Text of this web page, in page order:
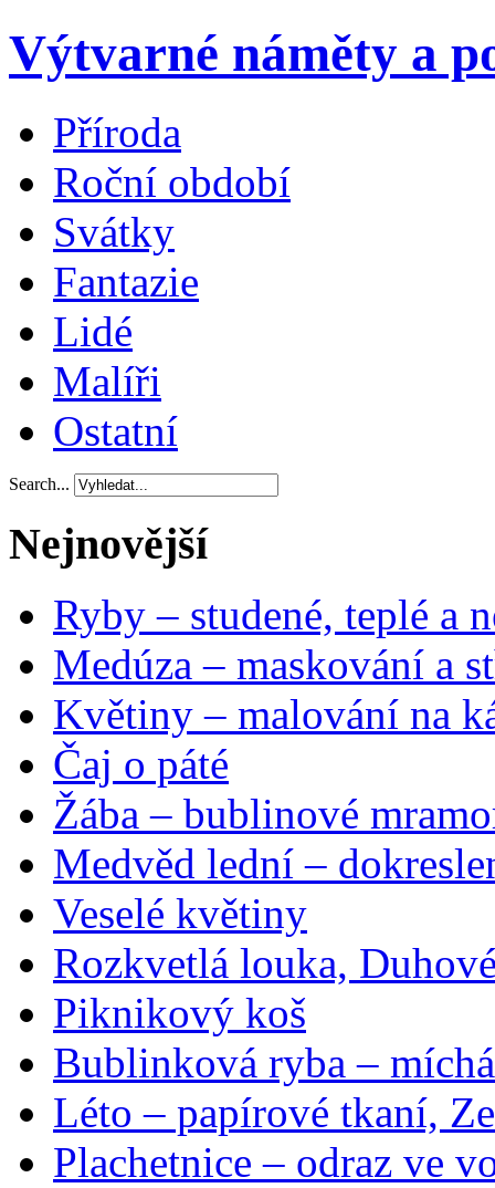
Výtvarné náměty a
Příroda
Roční období
Svátky
Fantazie
Lidé
Malíři
Ostatní
Search...
Nejnovější
Ryby – studené, teplé a
Medúza – maskování a
Květiny – malování na
Čaj o páté
Žába – bublinové
Medvěd lední –
Veselé květiny
Rozkvetlá louka,
Piknikový koš
Bublinková ryba –
Léto – papírové tkaní,
Plachetnice – odraz ve